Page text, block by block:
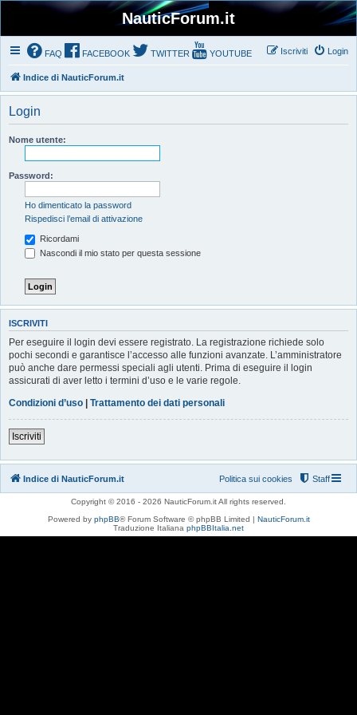
NauticForum.it
FAQ FACEBOOK TWITTER YOUTUBE Login
Iscriviti
Indice di NauticForum.it
Login
Nome utente:
Password:
Ho dimenticato la password
Rispedisci l’email di attivazione
Ricordami
Nascondi il mio stato per questa sessione
ISCRIVITI
Per eseguire il login devi essere registrato. La registrazione richiede solo
pochi secondi e garantisce l’accesso alle funzioni avanzate. L’amministratore
può anche dare permessi speciali agli utenti. Prima di eseguire il login
assicurati di aver letto i termini d’uso e le varie regole.
Condizioni d’uso | Trattamento dei dati personali
Iscriviti
Indice di NauticForum.it Staff
Politica sui cookies
Copyright © 2016 - 2026 NauticForum.it All rights reserved.
Powered by phpBB® Forum Software © phpBB Limited | NauticForum.it
Traduzione Italiana phpBBItalia.net